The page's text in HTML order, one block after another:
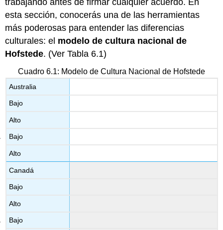
trabajando antes de firmar cualquier acuerdo. En
esta sección, conocerás una de las herramientas
más poderosas para entender las diferencias
culturales: el modelo de cultura nacional de
Hofstede. (Ver Tabla 6.1)
Cuadro 6.1: Modelo de Cultura Nacional de Hofstede
Australia
Bajo
Alto
Bajo
Alto
Canadá
Bajo
Alto
Bajo